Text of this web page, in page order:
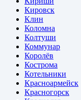
Кировск
Клин
Коломна
Колтуши
Коммунар
Королёв
Кострома
Котельники
Красноармейск
Красногорск